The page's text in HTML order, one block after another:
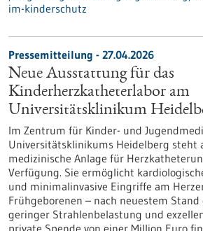
im-kinderschutz
Pressemitteilung - 27.04.2026
Neue Ausstattung für das
Kinderherzkatheterlabor am
Universitätsklinikum
Im Zentrum für Kinder- und
Universitätsklinikums Heidelberg steht
medizinische Anlage für
Verfügung. Sie ermöglicht
und minimalinvasive Eingriffe am
Frühgeborenen – nach neuestem
geringer Strahlenbelastung und
private Spende von einer Million Euro